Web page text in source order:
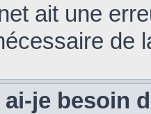
ait une
de
je besoin